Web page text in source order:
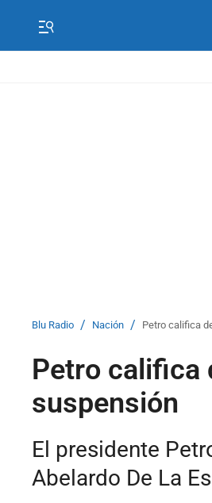
Blu Radio / Nación / Petro califica
Petro califica
suspensión
El presidente
Abelardo De La